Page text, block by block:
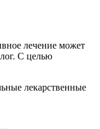
лечение может
С целью
лекарственные